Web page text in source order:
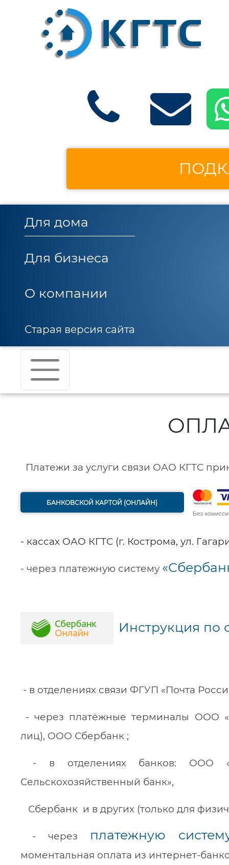
Для дома
Для бизнеса
О компании
Старая версия сайта
Платежи за услуги связи ОАО КГТС
БАНКОВСКОЙ КАРТОЙ (ОНЛАЙН)
- кассах ОАО КГТС (г. Кострома, ул.
- через платежную систему
Инструкция по
- в отделениях связи ФГУП «Почта
- через платёжные терминалы ООО
лиц), ООО Сбербанк ;
- в отделениях банков: ООО
Сельскохозяйственный банк»,
Сбербанк и в других (только для
- через платежную
моментальная оплата из интернет-